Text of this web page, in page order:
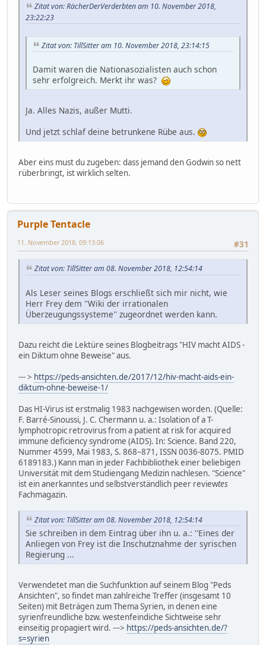
Zitat von: RächerDerVerderbten am 10. November 2018,
23:22:23
Zitat von: TillSitter am 10. November 2018, 23:14:15
Damit waren die Nationasozialisten auch schon
sehr erfolgreich. Merkt ihr was?
Ja. Alles Nazis, außer Mutti.
Und jetzt schlaf deine betrunkene Rübe aus.
Aber eins must du zugeben: dass jemand den Godwin so nett
rüberbringt, ist wirklich selten.
Purple Tentacle
#31
11. November 2018, 09:13:06
Zitat von: TillSitter am 08. November 2018, 12:54:14
Als Leser seines Blogs erschließt sich mir nicht, wie
Herr Frey dem ''Wiki der irrationalen
Überzeugungssysteme'' zugeordnet werden kann.
Dazu reicht die Lektüre seines Blogbeitrags "HIV macht AIDS -
ein Diktum ohne Beweise" aus.
--- > https://peds-ansichten.de/2017/12/hiv-macht-aids-ein-
diktum-ohne-beweise-1/
Das HI-Virus ist erstmalig 1983 nachgewisen worden. (Quelle:
F. Barré-Sinoussi, J. C. Chermann u. a.: Isolation of a T-
lymphotropic retrovirus from a patient at risk for acquired
immune deficiency syndrome (AIDS). In: Science. Band 220,
Nummer 4599, Mai 1983, S. 868–871, ISSN 0036-8075. PMID
6189183.) Kann man in jeder Fachbibliothek einer beliebigen
Universität mit dem Studiengang Medizin nachlesen. "Science"
ist ein anerkanntes und selbstverständlich peer reviewtes
Fachmagazin.
Zitat von: TillSitter am 08. November 2018, 12:54:14
Sie schreiben in dem Eintrag über ihn u. a.: ''Eines der
Anliegen von Frey ist die Inschutznahme der syrischen
Regierung ...
Verwendetet man die Suchfunktion auf seinem Blog "Peds
Ansichten", so findet man zahlreiche Treffer (insgesamt 10
Seiten) mit Beträgen zum Thema Syrien, in denen eine
syrienfreundliche bzw. westenfeindiche Sichtweise sehr
einseitig propagiert wird. ---> https://peds-ansichten.de/?
s=syrien